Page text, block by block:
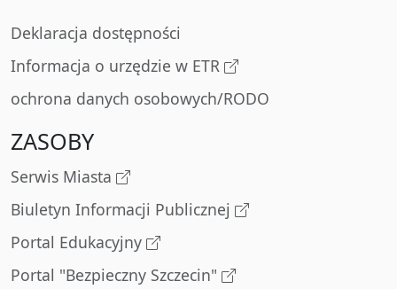
Deklaracja dostępności
Informacja o urzędzie w ETR
ochrona danych osobowych/RODO
ZASOBY
Serwis Miasta
Biuletyn Informacji Publicznej
Portal Edukacyjny
Portal "Bezpieczny Szczecin"